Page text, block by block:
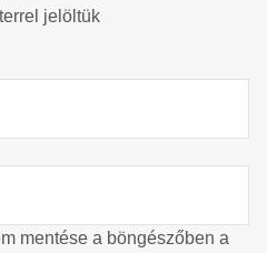
jelöltük
mentése a böngészőben a